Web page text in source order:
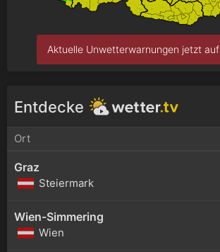
Aktuelle Unwetterwarnungen jetzt auf
Entdecke
Ort
Graz
Steiermark
Wien-Simmering
Wien